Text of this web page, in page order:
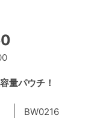
量パウチ！
BW0216